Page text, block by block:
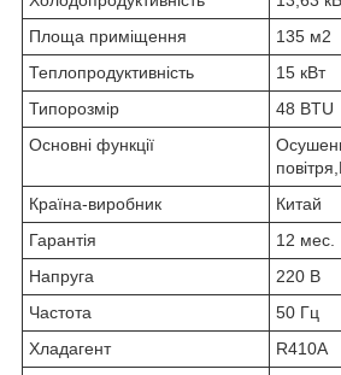
Площа приміщення
135 м2
Теплопродуктивність
15 кВт
Типорозмір
48 BTU
Основні функції
Країна-виробник
Китай
Гарантія
12 мес.
Напруга
220 В
Частота
50 Гц
Хладагент
R410A